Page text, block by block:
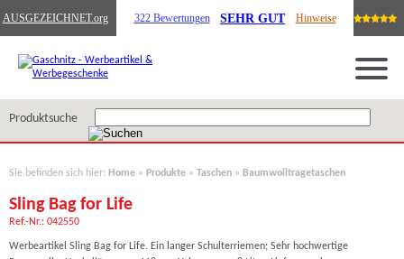
AUSGEZEICHNET.org 322 Bewertungen SEHR GUT Hinweise
Produktsuche
Sie befinden sich hier: Home » Produkte » Taschen » Baumwolltragetaschen
Sling Bag for Life
Ref.-Nr.: 042550
Werbeartikel Sling Bag for Life. Ein langer Schulterriemen; Sehr hochwertige